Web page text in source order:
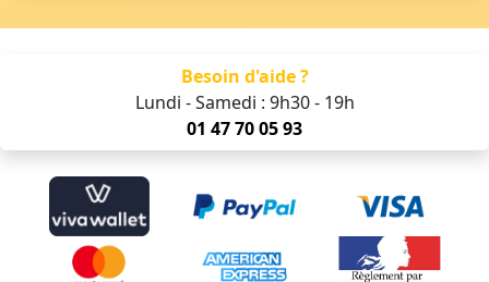
Besoin d'aide ?
Lundi - Samedi : 9h30 - 19h
01 47 70 05 93